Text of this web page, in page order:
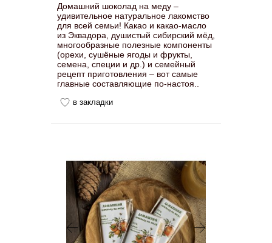
Домашний шоколад на меду –
удивительное натуральное лакомство
для всей семьи! Какао и какао-масло
из Эквадора, душистый сибирский мёд,
многообразные полезные компоненты
(орехи, сушёные ягоды и фрукты,
семена, специи и др.) и семейный
рецепт приготовления – вот самые
главные составляющие по-настоя..
в закладки